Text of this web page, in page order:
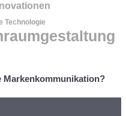
Technologie
Markenkommunikation?